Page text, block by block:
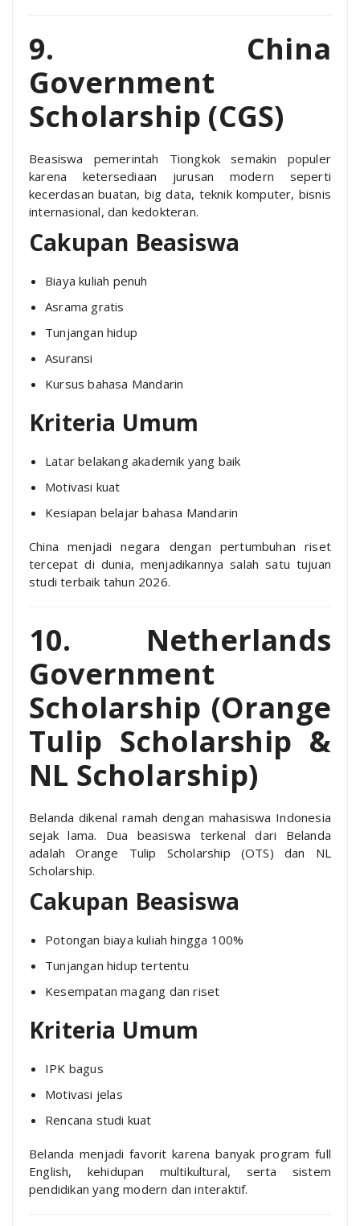
9. China
Government
Scholarship (CGS)
Beasiswa pemerintah Tiongkok semakin populer
karena ketersediaan jurusan modern seperti
kecerdasan buatan, big data, teknik komputer, bisnis
internasional, dan kedokteran.
Cakupan Beasiswa
Biaya kuliah penuh
Asrama gratis
Tunjangan hidup
Asuransi
Kursus bahasa Mandarin
Kriteria Umum
Latar belakang akademik yang baik
Motivasi kuat
Kesiapan belajar bahasa Mandarin
China menjadi negara dengan pertumbuhan riset
tercepat di dunia, menjadikannya salah satu tujuan
studi terbaik tahun 2026.
10. Netherlands
Government
Scholarship (Orange
Tulip Scholarship &
NL Scholarship)
Belanda dikenal ramah dengan mahasiswa Indonesia
sejak lama. Dua beasiswa terkenal dari Belanda
adalah Orange Tulip Scholarship (OTS) dan NL
Scholarship.
Cakupan Beasiswa
Potongan biaya kuliah hingga 100%
Tunjangan hidup tertentu
Kesempatan magang dan riset
Kriteria Umum
IPK bagus
Motivasi jelas
Rencana studi kuat
Belanda menjadi favorit karena banyak program full
English, kehidupan multikultural, serta sistem
pendidikan yang modern dan interaktif.